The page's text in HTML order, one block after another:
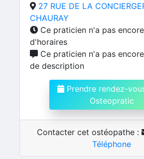
27 RUE DE LA
CHAURAY
Ce praticien n'a pas
d'horaires
Ce praticien n'a pas
de description
Prendre rendez-
Osteopratic
Contacter cet ostéopathe :
Téléphone